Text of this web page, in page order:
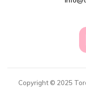
Copyright © 2025